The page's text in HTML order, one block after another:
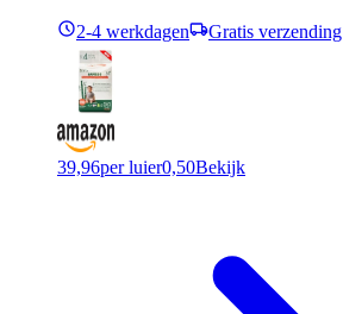
2-4 werkdagen Gratis verzending
39,96per luier0,50Bekijk